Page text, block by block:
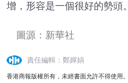
增，形容是一個很好的勢頭。
圖源：新華社
責任編輯：鄭嬋娟
香港商報版權所有，未經書面允許不得使用。